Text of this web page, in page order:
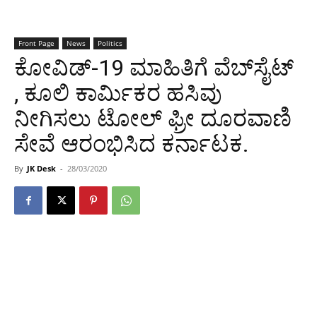
Front Page News Politics
ಕೋವಿಡ್-19 ಮಾಹಿತಿಗೆ ವೆಬ್‍ಸೈಟ್
, ಕೂಲಿ ಕಾರ್ಮಿಕರ ಹಸಿವು
ನೀಗಿಸಲು ಟೋಲ್ ಫ್ರೀ ದೂರವಾಣಿ
ಸೇವೆ ಆರಂಭಿಸಿದ ಕರ್ನಾಟಕ.
By JK Desk - 28/03/2020